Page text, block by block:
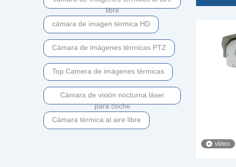
libre
cámara de imagen térmica HD
Cámara de imágenes térmicas PTZ
Top Camera de imágenes térmicas
Cámara de visión nocturna láser
para coche
Cámara térmica al aire libre
vídeo